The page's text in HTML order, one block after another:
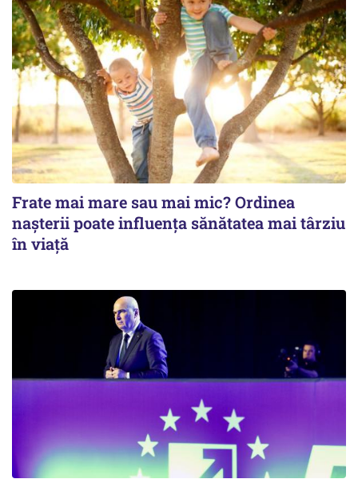
Frate mai mare sau mai mic? Ordinea
nașterii poate influența sănătatea mai târziu
în viață